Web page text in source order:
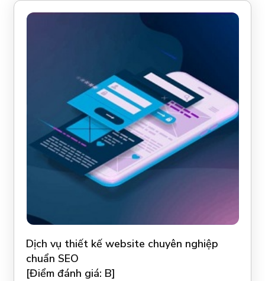
Dịch vụ thiết kế website chuyên nghiệp
chuẩn SEO
[Điểm đánh giá: B]